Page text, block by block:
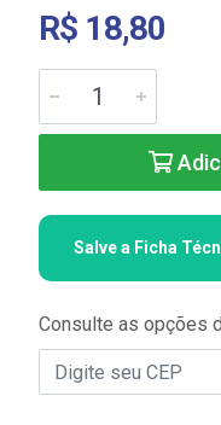
R$ 18,80
Salve a Ficha
Consulte as opções